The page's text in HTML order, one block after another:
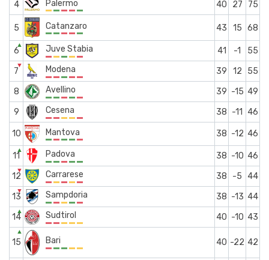
4
Palermo 40 27 75
5 Catanzaro 43 15 68
6
▲ Juve Stabia 41 -1
55
7
▼ Modena 39 12
55
8
Avellino 39 -15 49
9
Cesena 38 -11 46
10 Mantova 38 -12 46
11
▲ Padova 38 -10 46
12
▼ Carrarese 38 -5
44
13
▼ Sampdoria 38 -13 44
14
▲ Sudtirol 40 -10 43
15
▲
Bari 40 -22 42